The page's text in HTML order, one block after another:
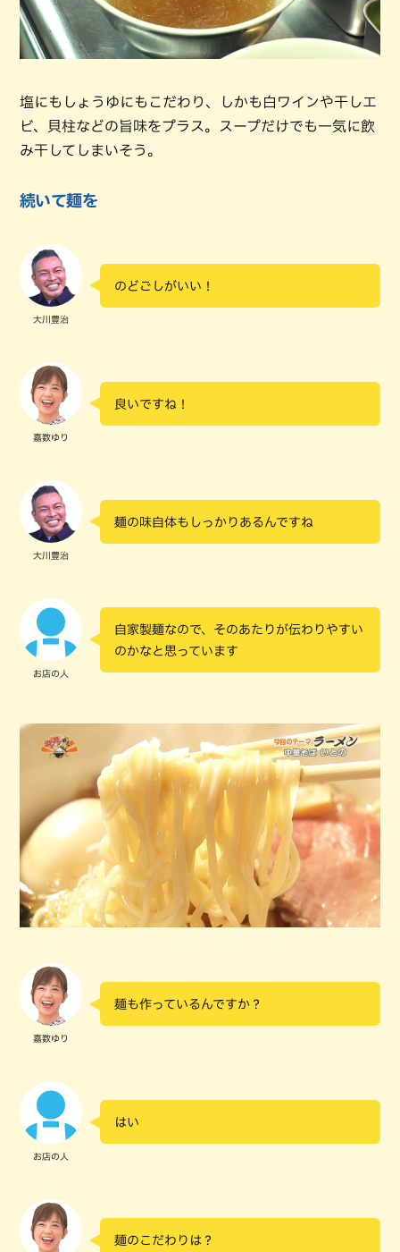
塩にもしょうゆにもこだわり、しかも白ワインや干しエ
ビ、貝柱などの旨味をプラス。スープだけでも一気に飲
み干してしまいそう。
続いて麺を
大川豊治
のどごしがいい！
嘉数ゆり
良いですね！
大川豊治
麺の味自体もしっかりあるんですね
お店の人
自家製麺なので、そのあたりが伝わりやすい
のかなと思っています
嘉数ゆり
麺も作っているんですか？
お店の人
はい
麺のこだわりは？